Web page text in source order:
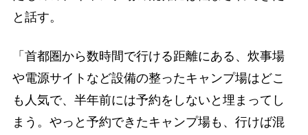
と話す。
「首都圏から数時間で行ける距離にある、炊事場
や電源サイトなど設備の整ったキャンプ場はどこ
も人気で、半年前には予約をしないと埋まってし
まう。やっと予約できたキャンプ場も、行けば混